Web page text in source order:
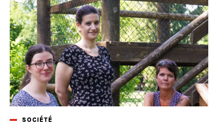
SOCIÉTÉ